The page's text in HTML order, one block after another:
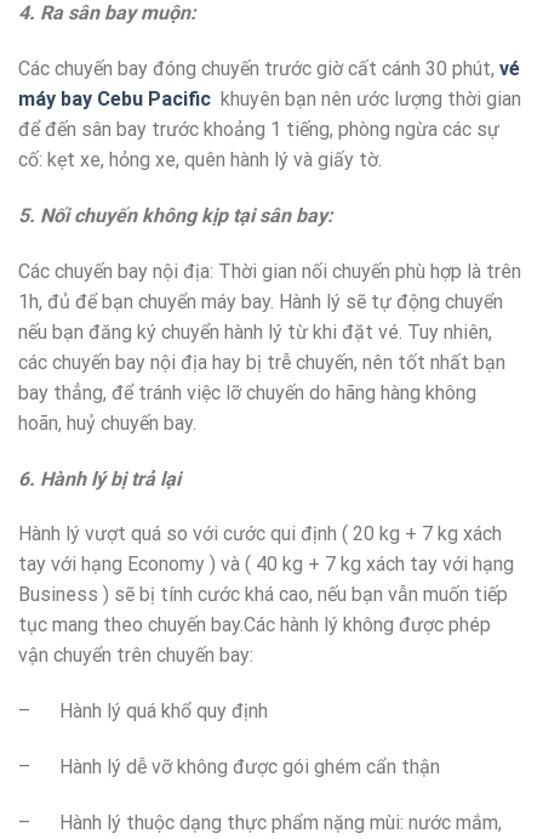
4. Ra sân bay muộn:
Các chuyến bay đóng chuyến trước giờ cất cánh 30 phút, vé
máy bay Cebu Pacific khuyên bạn nên ước lượng thời gian
để đến sân bay trước khoảng 1 tiếng, phòng ngừa các sự
cố: kẹt xe, hỏng xe, quên hành lý và giấy tờ.
5. Nối chuyến không kịp tại sân bay:
Các chuyến bay nội địa: Thời gian nối chuyến phù hợp là trên
1h, đủ để bạn chuyển máy bay. Hành lý sẽ tự động chuyển
nếu bạn đăng ký chuyển hành lý từ khi đặt vé. Tuy nhiên,
các chuyến bay nội địa hay bị trễ chuyến, nên tốt nhất bạn
bay thẳng, để tránh việc lỡ chuyến do hãng hàng không
hoãn, huỷ chuyến bay.
6. Hành lý bị trả lại
Hành lý vượt quá so với cước qui định ( 20 kg + 7 kg xách
tay với hạng Economy ) và ( 40 kg + 7 kg xách tay với hạng
Business ) sẽ bị tính cước khá cao, nếu bạn vẫn muốn tiếp
tục mang theo chuyến bay.Các hành lý không được phép
vận chuyển trên chuyến bay:
– Hành lý quá khổ quy định
– Hành lý dễ vỡ không được gói ghém cẩn thận
– Hành lý thuộc dạng thực phẩm nặng mùi: nước mắm,